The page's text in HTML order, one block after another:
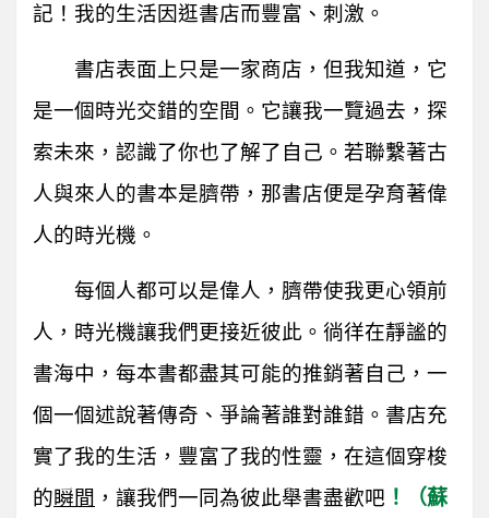
記！我的生活因逛書店而豐富、刺激。
書店表面上只是一家商店，但我知道，它
是一個時光交錯的空間。它讓我一覽過去，探
索未來，認識了你也了解了自己。若聯繫著古
人與來人的書本是臍帶，那書店便是孕育著偉
人的時光機。
每個人都可以是偉人，臍帶使我更心領前
人，時光機讓我們更接近彼此。徜徉在靜謐的
書海中，每本書都盡其可能的推銷著自己，一
個一個述說著傳奇、爭論著誰對誰錯。書店充
實了我的生活，豐富了我的性靈，在這個穿梭
的瞬間 ，讓我們一同為彼此舉書盡歡吧 ！（蘇